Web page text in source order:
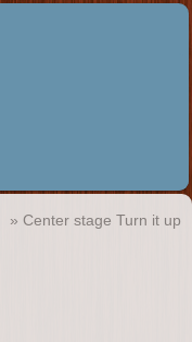
» Center stage Turn it up